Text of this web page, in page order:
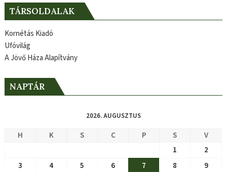
TÁRSOLDALAK
Kornétás Kiadó
Ufóvilág
A Jövő Háza Alapítvány
NAPTÁR
2026. AUGUSZTUS
H K S C P S
V
1
2
3
4 5 6 7 8
9